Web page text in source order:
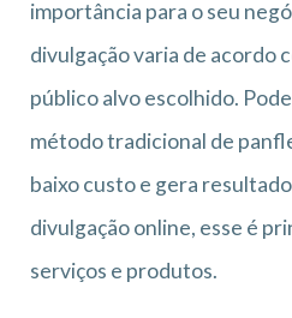
importância para o seu
divulgação varia de acordo
público alvo escolhido.
método tradicional de
baixo custo e gera
divulgação online, esse é
serviços e produtos.